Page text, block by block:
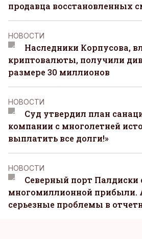
продавца восстановленных
НОВОСТИ
Наследники Корпусова,
криптовалюты, получили
размере 30 миллионов
НОВОСТИ
Суд утвердил план
компании с многолетней
выплатить все долги!»
НОВОСТИ
Северный порт Палдиски
многомиллионной прибыли.
серьезные проблемы в